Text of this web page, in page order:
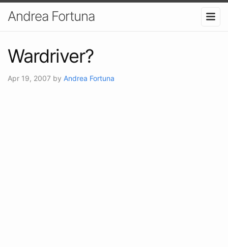
Andrea Fortuna
Wardriver?
Apr 19, 2007 by Andrea Fortuna